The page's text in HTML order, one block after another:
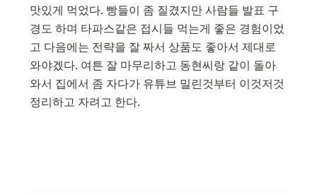
맛있게 먹었다. 빵들이 좀 질겼지만 사람들 발표 구
경도 하며 타파스같은 접시들 먹는게 좋은 경험이었
고 다음에는 전략을 잘 짜서 상품도 좋아서 제대로
와야겠다. 여튼 잘 마무리하고 동현씨랑 같이 돌아
와서 집에서 좀 자다가 유튜브 밀린것부터 이것저것
정리하고 자려고 한다.